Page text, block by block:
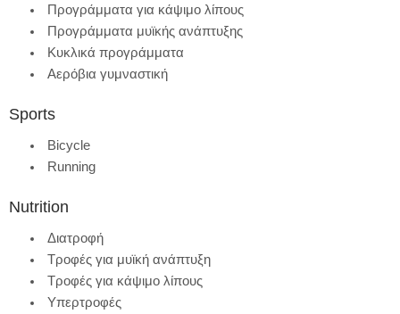
Προγράμματα για κάψιμο λίπους
Προγράμματα μυϊκής ανάπτυξης
Κυκλικά προγράμματα
Αερόβια γυμναστική
Sports
Bicycle
Running
Nutrition
Διατροφή
Τροφές για μυϊκή ανάπτυξη
Τροφές για κάψιμο λίπους
Υπερτροφές